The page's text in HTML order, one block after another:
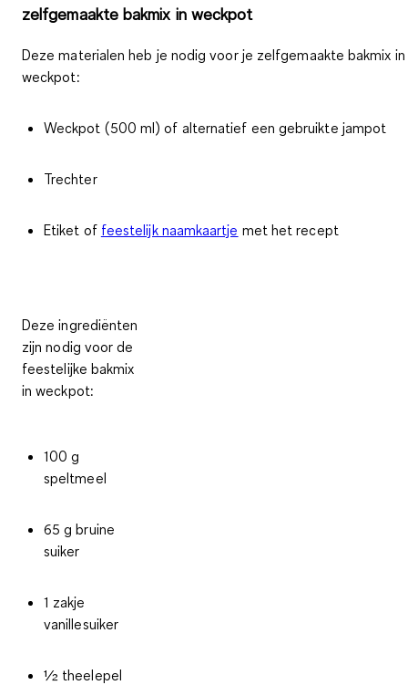
zelfgemaakte bakmix in weckpot
Dezematerialen heb je nodig voor je zelfgemaakte bakmix in
weckpot:
Weckpot (500 ml) of alternatief een gebruikte jampot
Trechter
Etiket of feestelijk naamkaartje met het recept
Dezeingrediënten
zijn nodig voor de
feestelijke bakmix
in weckpot:
100 g
speltmeel
65 g bruine
suiker
1 zakje
vanillesuiker
½ theelepel